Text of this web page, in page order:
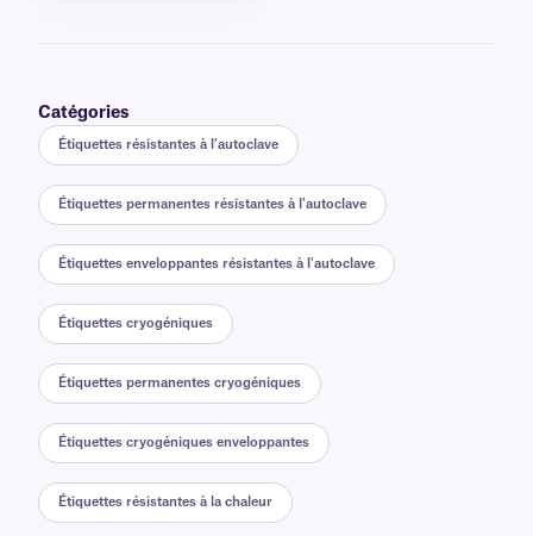
Catégories
Étiquettes résistantes à l'autoclave
Étiquettes permanentes résistantes à l'autoclave
Étiquettes enveloppantes résistantes à l'autoclave
Étiquettes cryogéniques
Étiquettes permanentes cryogéniques
Étiquettes cryogéniques enveloppantes
Étiquettes résistantes à la chaleur